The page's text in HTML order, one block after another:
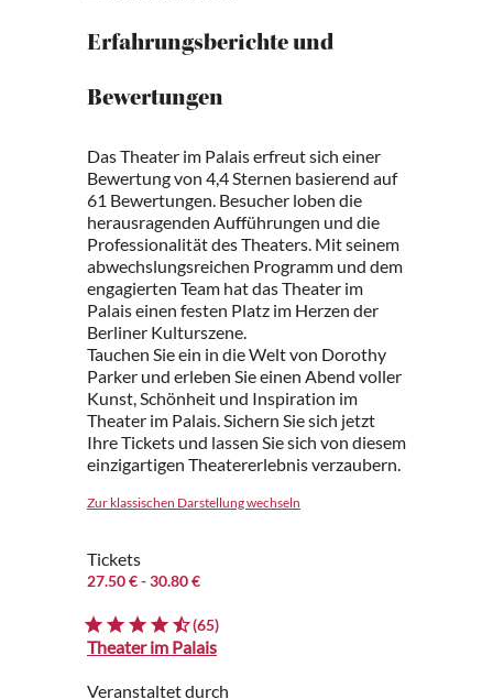
Erfahrungsberichte und
Bewertungen
Das Theater im Palais erfreut sich einer
Bewertung von 4,4 Sternen basierend auf
61 Bewertungen. Besucher loben die
herausragenden Aufführungen und die
Professionalität des Theaters. Mit seinem
abwechslungsreichen Programm und dem
engagierten Team hat das Theater im
Palais einen festen Platz im Herzen der
Berliner Kulturszene.
Tauchen Sie ein in die Welt von Dorothy
Parker und erleben Sie einen Abend voller
Kunst, Schönheit und Inspiration im
Theater im Palais. Sichern Sie sich jetzt
Ihre Tickets und lassen Sie sich von diesem
einzigartigen Theatererlebnis verzaubern.
Zur klassischen Darstellung wechseln
Tickets
27.50 €- 30.80 €
(65)
Theater im Palais
Veranstaltet durch